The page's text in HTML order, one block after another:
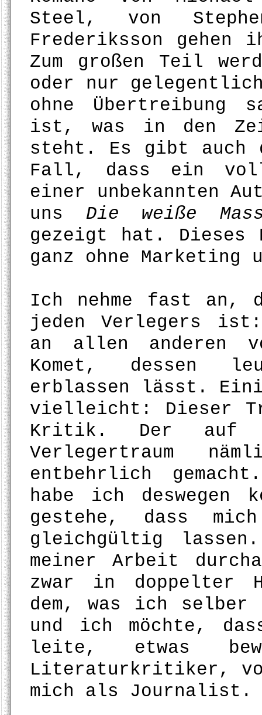
Steel, von
Frederiksson gehen
Zum großen Teil
oder nur gelegentlich
ohne Übertreibung
ist, was in den
steht. Es gibt auch
Fall, dass ein
einer unbekannten
uns Die weiße
gezeigt hat. Dieses
ganz ohne
Ich nehme fast an,
jeden Verlegers
an allen anderen
Komet, dessen
erblassen lässt.
vielleicht: Dieser
Kritik. Der auf
Verlegertraum
entbehrlich
habe ich deswegen
gestehe, dass
gleichgültig
meiner Arbeit
zwar in doppelter
dem, was ich selber
und ich möchte,
leite, etwas
Literaturkritiker,
mich als Journalist.